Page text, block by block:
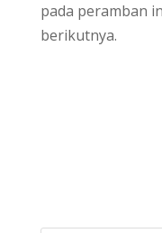
pada peramban
berikutnya.